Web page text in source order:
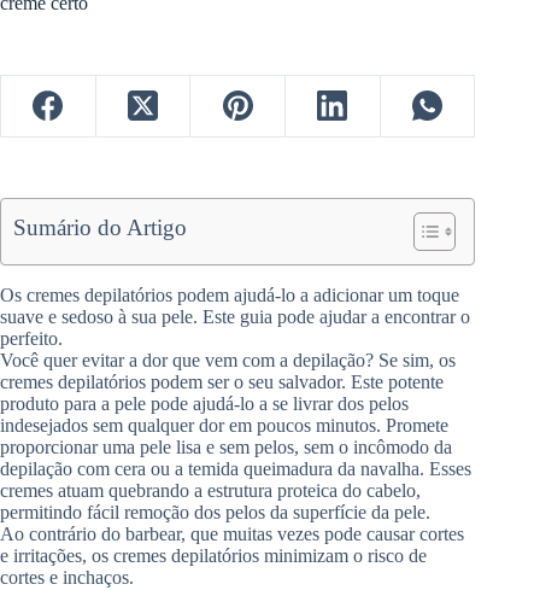
Sumário do Artigo
Os cremes depilatórios podem ajudá-lo a adicionar um toque
suave e sedoso à sua pele. Este guia pode ajudar a encontrar o
perfeito.
Você quer evitar a dor que vem com a depilação? Se sim, os
cremes depilatórios podem ser o seu salvador. Este potente
produto para a pele pode ajudá-lo a se livrar dos pelos
indesejados sem qualquer dor em poucos minutos. Promete
proporcionar uma pele lisa e sem pelos, sem o incômodo da
depilação com cera ou a temida queimadura da navalha. Esses
cremes atuam quebrando a estrutura proteica do cabelo,
permitindo fácil remoção dos pelos da superfície da pele.
Ao contrário do barbear, que muitas vezes pode causar cortes
e irritações, os cremes depilatórios minimizam o risco de
cortes e inchaços.